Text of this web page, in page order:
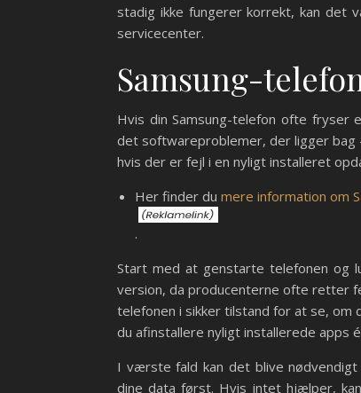
stadig ikke fungerer korrekt, kan
servicecenter.
Samsung-
Hvis din Samsung-telefon ofte fryser
det softwareproblemer, der ligger bag
hvis der er fejl i en nyligt installeret
Her finder du mere information om
.
Start med at genstarte telefonen og
version, da producenterne ofte retter
telefonen i sikker tilstand for at se,
du afinstallere nyligt installerede apps
I værste fald kan det blive nødvendigt
dine data først. Hvis intet hjælper,